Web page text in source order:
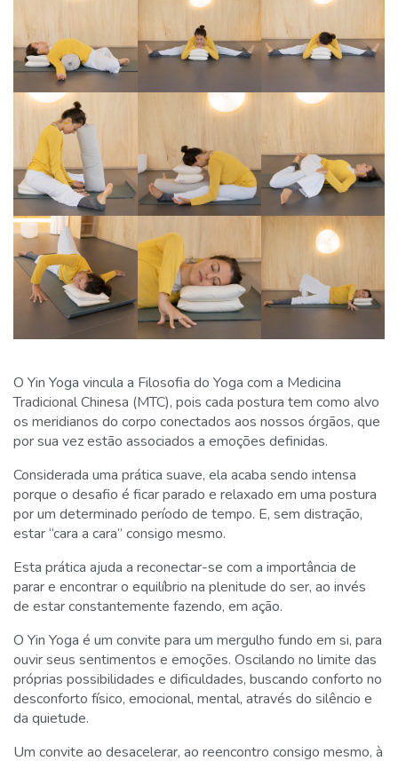
O Yin Yoga vincula a Filosofia do Yoga com a Medicina
Tradicional Chinesa (MTC), pois cada postura tem como alvo
os meridianos do corpo conectados aos nossos órgãos, que
por sua vez estão associados a emoções definidas.
Considerada uma prática suave, ela acaba sendo intensa
porque o desafio é ficar parado e relaxado em uma postura
por um determinado período de tempo. E, sem distração,
estar “cara a cara” consigo mesmo.
Esta prática ajuda a reconectar-se com a importância de
parar e encontrar o equilíbrio na plenitude do ser, ao invés
de estar constantemente fazendo, em ação.
O Yin Yoga é um convite para um mergulho fundo em si, para
ouvir seus sentimentos e emoções. Oscilando no limite das
próprias possibilidades e dificuldades, buscando conforto no
desconforto físico, emocional, mental, através do silêncio e
da quietude.
Um convite ao desacelerar, ao reencontro consigo mesmo, à